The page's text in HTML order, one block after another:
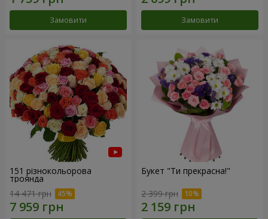
Замовити Замовити
151 різнокольорова
троянда
14 471 грн
Букет "Ти прекрасна!"
2 399 грн